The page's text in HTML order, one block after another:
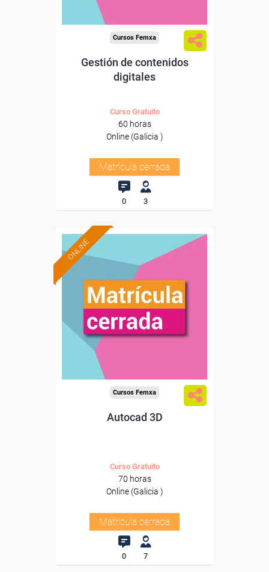
Cursos Femxa
Gestión de contenidos
digitales
Curso Gratuito
60 horas
Online (Galicia )
Matrícula cerrada
0 3
ONLINE
Cursos Femxa
Autocad 3D
Curso Gratuito
70 horas
Online (Galicia )
Matrícula cerrada
0 7